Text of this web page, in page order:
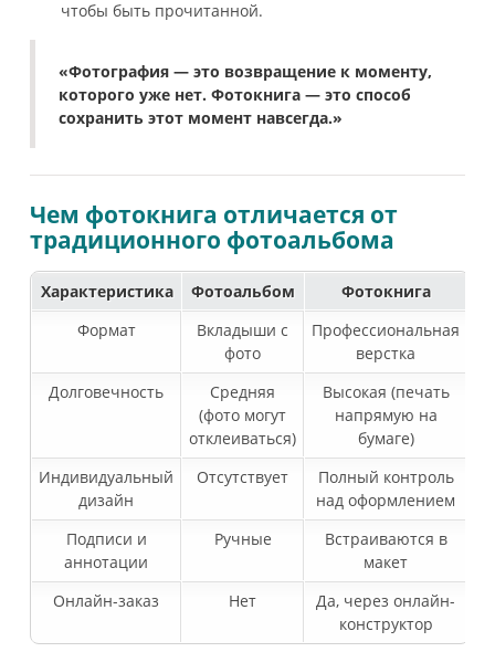
чтобы быть прочитанной.
«Фотография — это возвращение к моменту,
которого уже нет. Фотокнига — это способ
сохранить этот момент навсегда.»
Чем фотокнига отличается от
традиционного фотоальбома
Характеристика Фотоальбом
Фотокнига
Формат
Вкладыши с
фото
Профессиональная
верстка
Долговечность
Средняя
(фото могут
отклеиваться)
Высокая (печать
напрямую на
бумаге)
Индивидуальный
дизайн
Отсутствует
Полный контроль
над оформлением
Подписи и
аннотации
Ручные
Встраиваются в
макет
Онлайн-заказ
Нет
Да, через онлайн-
конструктор